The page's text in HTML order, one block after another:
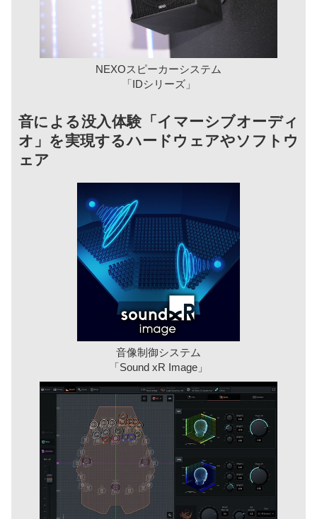
NEXOスピーカーシステム
「IDシリーズ」
音による没入体験「イマーシブオーディ
オ」を実現するハードウェアやソフトウ
ェア
音像制御システム
「Sound xR Image」